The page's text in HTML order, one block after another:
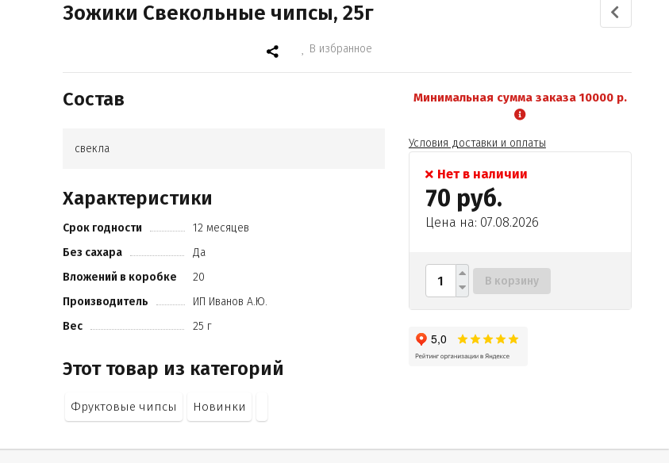
Зожики Свекольные чипсы, 25г
В избранное
Состав
свекла
Характеристики
Срок годности
12 месяцев
Без сахара
Да
Вложений в коробке
20
Производитель
ИП Иванов А.Ю.
Вес
25 г
Этот товар из категорий
Фруктовые чипсы Новинки
Минимальная сумма заказа 10000 р.
Условия доставки и оплаты
Нет в наличии
70 руб.
Цена на: 07.08.2026
В корзину